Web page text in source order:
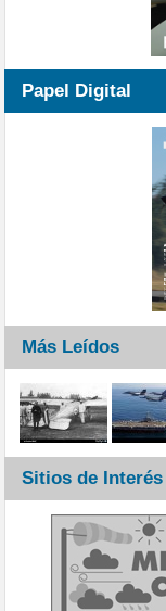
Papel Digital
Más Leídos
Sitios de Interés